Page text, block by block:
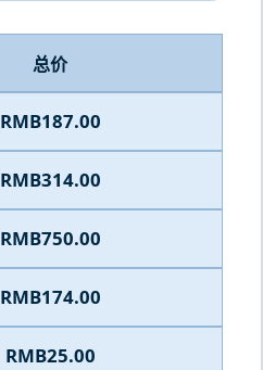
总价
RMB187.00
RMB314.00
RMB750.00
RMB174.00
RMB25.00